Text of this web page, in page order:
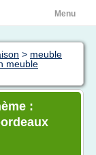
Menu
> meuble
meuble
: